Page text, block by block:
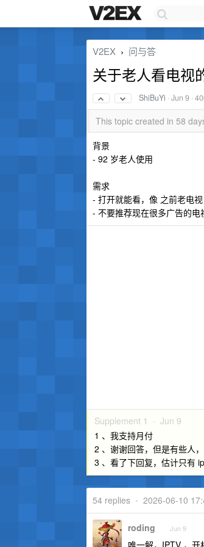
V2EX › 问与答
关于老人看电视
ShiBuYi ·Jun 9 ·
This topic created in 58
背景
- 92 岁老人使用
需求
- 打开就能看，像 之前老电视
- 不要推荐现在很多广告的电
Supplement 1 · Jun 9
1 、我支持月付
2 、谢谢回答，但是有些人
3 、看了下回复，估计只有
54 replies • 2026-06-10
roding Jun 9
唯一解，IPTV ，开